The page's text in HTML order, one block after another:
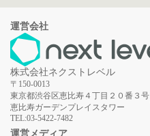
運営会社
株式会社ネクストレベル
〒150-0013
東京都渋谷区恵比寿４丁目２０番３号
恵比寿ガーデンプレイスタワー
TEL:03-5422-7482
運営メディア